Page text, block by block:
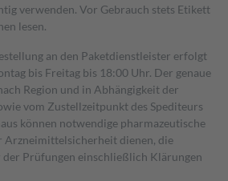
verwenden. Vor Gebrauch stets Etikett
lesen.
an den Paketdienstleister erfolgt
bis Freitag bis 18:00 Uhr. Der genaue
Region und in Abhängigkeit der
vom Zustellzeitpunkt des Spediteurs
können notwendige pharmazeutische
Arzneimittelsicherheit dienen, die
Prüfungen einschließlich Klärungen